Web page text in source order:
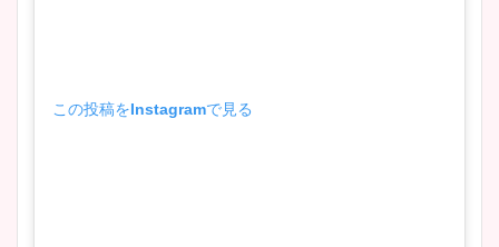
この投稿をInstagramで見る